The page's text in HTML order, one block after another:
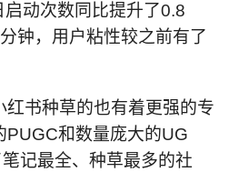
动次数同比提升了0.8
钟，用户粘性较之前有了
书种草的也有着更强的专
PUGC和数量庞大的UG
记最全、种草最多的社